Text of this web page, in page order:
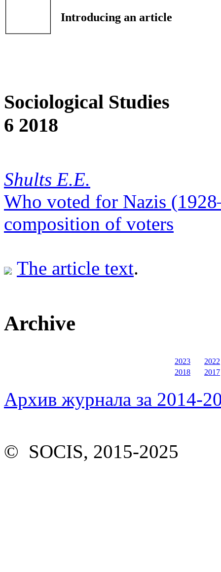
Introducing an article
Sociological Studies
6 2018
Shults E.E.
Who voted for Nazis
composition of voters
The article text.
Archive
2023
2022
2018
2017
Архив журнала за 2014-
© SOCIS, 2015-2025